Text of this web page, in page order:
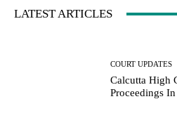
LATEST ARTICLES
COURT UPDATES
Calcutta High
Proceedings